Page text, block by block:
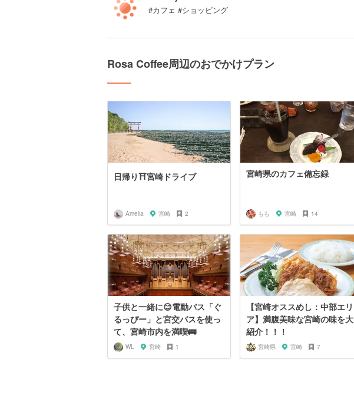
#カフェ #ショッピング
Rosa Coffee周辺のおでかけプラン
日帰り⛩宮崎ドライブ
Amelia 宮崎 2
宮崎県のカフェ備忘録
もも 宮崎 14
子供と一緒に😊電動バス「ぐ
るっぴー」と宮交バスを使っ
て、宮崎市内を満喫🚌
WL 宮崎 1
【宮崎オススめし：中部エリ
ア】満腹美味な宮崎の味を大
紹介！！！
宮崎県 宮崎 7